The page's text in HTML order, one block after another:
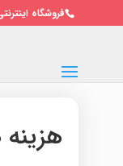
فروشگاه اینترنتی پرواز